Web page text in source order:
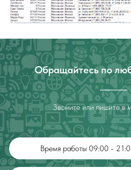
Обращайтесь по
Звоните или пишите в
Время работы 09:00 -